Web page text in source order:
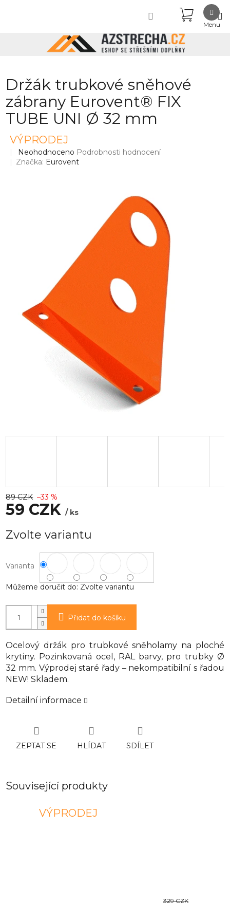
KOŠÍK
Držák trubkové sněhové
zábrany Eurovent® FIX
TUBE UNI Ø 32 mm
VÝPRODEJ
Průměrné
hodnocení
Neohodnoceno Podrobnosti hodnocení
Značka: Eurovent
89 CZK –33 %
59 CZK/ ks
cena:
Zvolte variantu
Varianta
Můžeme doručit do: Zvolte variantu
Přidat do košíku
Ocelový držák pro trubkové sněholamy na ploché
krytiny. Pozinkovaná ocel, RAL barvy, pro trubky Ø
32 mm. Výprodej staré řady – nekompatibilní s řadou
NEW! Skladem.
Detailní informace
ZEPTAT SE HLÍDAT SDÍLET
Související produkty
VÝPRODEJ
329 CZK